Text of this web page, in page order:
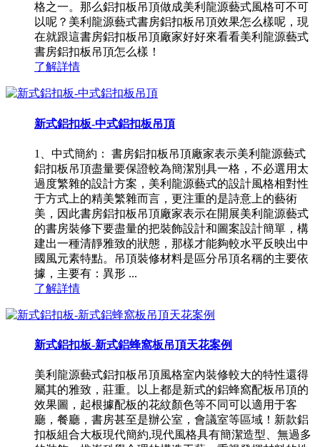
格之一。那么鋁扣板吊頂做成美利龍源藝式風格可不可
以呢？美利龍源藝式書房鋁扣板吊頂效果怎么樣呢，現
在就跟這書房鋁扣板吊頂廠家好好來看看美利龍源藝式
書房鋁扣板吊頂怎么樣！
了解詳情
新式鋁扣板-中式鋁扣板吊頂
1、中式簡約： 書房鋁扣板吊頂廠家表示美利龍源藝式
鋁扣板吊頂盡量要保證較為簡潔別具一格，不必選用太
過度繁雜的設計方案，美利龍源藝式的設計風格相對性
于方式上的精美繁雜而言，更注重的是詩意上的藝術
美，因此書房鋁扣板吊頂廠家表示在開展美利龍源藝式
的書房裝修下要盡量的把裝飾設計和圖案設計簡單，構
建出一種清靜雅致的狀態，那樣才能夠較水平反映出中
國風元素特點。吊頂裝修材料是區分吊頂名稱的主要依
據，主要有：異形 ...
了解詳情
新式鋁扣板-新式鋁蜂窩板吊頂天花案例
美利龍源藝式鋁扣板吊頂風格室內裝修較大的特性還得
屬其的雅致，莊重。以上都是新式的鋁蜂窩配板吊頂的
效果圖，起根據配板的花紋顏色等不同可以適用于客
廳，餐廳，書房甚至是辦公室，會議室等區域！新款鋁
扣板組合大板現代簡約,現代風格具有簡潔造型、無過多